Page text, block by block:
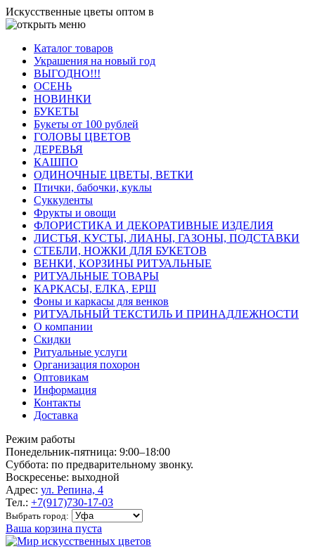
Искусственные цветы оптом в
Каталог товаров
Украшения на новый год
ВЫГОДНО!!!
ОСЕНЬ
НОВИНКИ
БУКЕТЫ
Букеты от 100 рублей
ГОЛОВЫ ЦВЕТОВ
ДЕРЕВЬЯ
КАШПО
ОДИНОЧНЫЕ ЦВЕТЫ, ВЕТКИ
Птички, бабочки, куклы
Суккуленты
Фрукты и овощи
ФЛОРИСТИКА И ДЕКОРАТИВНЫЕ ИЗДЕЛИЯ
ЛИСТЬЯ, КУСТЫ, ЛИАНЫ, ГАЗОНЫ, ПОДСТАВКИ
СТЕБЛИ, НОЖКИ ДЛЯ БУКЕТОВ
ВЕНКИ, КОРЗИНЫ РИТУАЛЬНЫЕ
РИТУАЛЬНЫЕ ТОВАРЫ
КАРКАСЫ, ЕЛКА, ЕРШ
Фоны и каркасы для венков
РИТУАЛЬНЫЙ ТЕКСТИЛЬ И ПРИНАДЛЕЖНОСТИ
О компании
Скидки
Ритуальные услуги
Организация похорон
Оптовикам
Информация
Контакты
Доставка
Режим работы
Понедельник-пятница: 9:00–18:00
Суббота: по предварительному звонку.
Воскресенье: выходной
Адрес: ул. Репина, 4
Тел.: +7(917)730-17-03
Выбрать город:
Ваша корзина пуста